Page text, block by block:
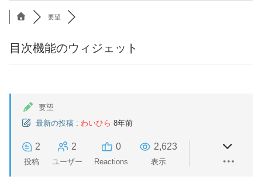
要望
目次機能のウィジェット
要望
最新の投稿 : わいひら 8年前
2
投稿
2
ユーザー
0
Reactions
2,623
表示